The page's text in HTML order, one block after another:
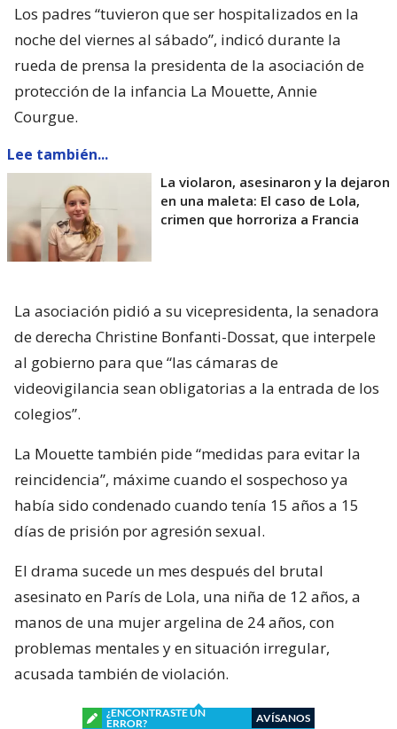
Los padres “tuvieron que ser hospitalizados en la
noche del viernes al sábado”, indicó durante la
rueda de prensa la presidenta de la asociación de
protección de la infancia La Mouette, Annie
Courgue.
Lee también...
La violaron, asesinaron y la dejaron
en una maleta: El caso de Lola,
crimen que horroriza a Francia
La asociación pidió a su vicepresidenta, la senadora
de derecha Christine Bonfanti-Dossat, que interpele
al gobierno para que “las cámaras de
videovigilancia sean obligatorias a la entrada de los
colegios”.
La Mouette también pide “medidas para evitar la
reincidencia”, máxime cuando el sospechoso ya
había sido condenado cuando tenía 15 años a 15
días de prisión por agresión sexual.
El drama sucede un mes después del brutal
asesinato en París de Lola, una niña de 12 años, a
manos de una mujer argelina de 24 años, con
problemas mentales y en situación irregular,
acusada también de violación.
¿ENCONTRASTE UN
ERROR?
AVÍSANOS